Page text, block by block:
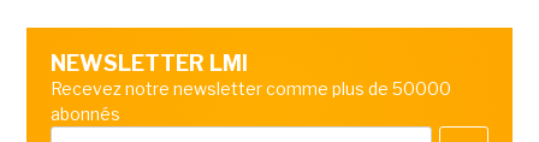
NEWSLETTER LMI
Recevez notre newsletter comme plus de 50000
abonnés